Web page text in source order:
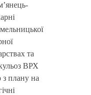
та
ВРХ
з плану на